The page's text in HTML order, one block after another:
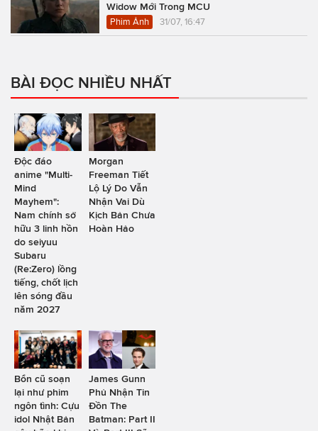
Widow Mới Trong MCU
Phim Ảnh 31/07, 16:47
BÀI ĐỌC NHIỀU NHẤT
Độc đáo
anime "Multi-
Mind
Mayhem":
Nam chính sở
hữu 3 linh hồn
do seiyuu
Subaru
(Re:Zero) lồng
tiếng, chốt lịch
lên sóng đầu
năm 2027
Morgan
Freeman Tiết
Lộ Lý Do Vẫn
Nhận Vai Dù
Kịch Bản Chưa
Hoàn Hảo
Bổn cũ soạn
lại như phim
ngôn tình: Cựu
idol Nhật Bản
James Gunn
Phủ Nhận Tin
Đồn The
Batman: Part II